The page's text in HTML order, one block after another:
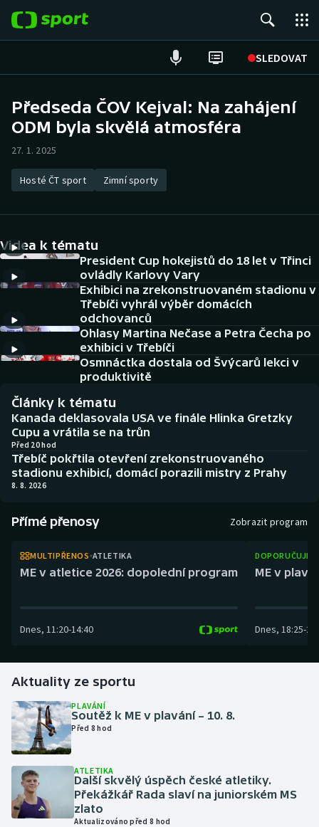
SLEDOVAT
ME v plavání
Hokej
DALŠÍ SPORTY
Americký fotbal
Atletika
Baseball a softbal
Basketbal
Biatlon
Boby a skeleton
Cyklistika
Florbal
Golf
Gymnastika
Házená
Jezdectví
NEPŘEHLÉDNĚTE
Soutěže
Historické návraty
Aplikace ČT sport
AZ kvíz
Předseda ČOV Kejval: Na zahájení
ODM byla skvělá atmosféra
27. 1. 2025
Hosté ČT sport Zimní sporty
Videa k tématu
President Cup hokejistů do 18 let v Třinci
ovládly Karlovy Vary
Exhibici na zrekonstruovaném stadionu v
Třebíči vyhrál výběr domácích
odchovanců
Ohlasy Martina Nečase a Petra Čecha po
exhibici v Třebíči
Osmnáctka dostala od Švýcarů lekci v
produktivitě
Články k tématu
Kanada deklasovala USA ve finále Hlinka Gretzky
Cupu a vrátila se na trůn
Před 20 hod
Třebíč pokřtila otevření zrekonstruovaného
stadionu exhibicí, domácí porazili mistry z Prahy
8. 8. 2026
Přímé přenosy Zobrazit program
MULTIPŘENOS ATLETIKA
ME v atletice 2026: dopolední program
Dnes, 11:20-14:40
ME v
Dnes, 18:25-
Aktuality ze sportu
PLAVÁNÍ
Soutěž k ME v plavání – 10. 8.
Před 8 hod
ATLETIKA
Další skvělý úspěch české atletiky.
Překážkář Rada slaví na juniorském MS
zlato
Aktualizováno před 8 hod